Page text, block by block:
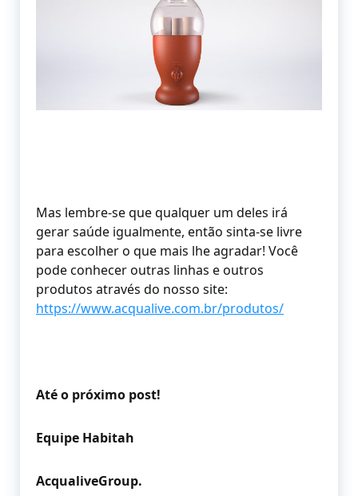
Mas lembre-se que qualquer um deles irá
gerar saúde igualmente, então sinta-se livre
para escolher o que mais lhe agradar! Você
pode conhecer outras linhas e outros
produtos através do nosso site:
https://www.acqualive.com.br/produtos/
Até o próximo post!
Equipe Habitah
AcqualiveGroup.